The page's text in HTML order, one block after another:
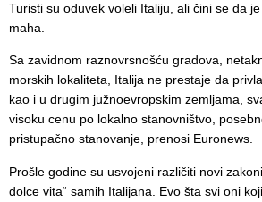
Turisti su oduvek voleli Italiju, ali čini se da
maha.
Sa zavidnom raznovrsnošću gradova,
morskih lokaliteta, Italija ne prestaje da
kao i u drugim južnoevropskim zemljama,
visoku cenu po lokalno stanovništvo,
pristupačno stanovanje, prenosi Euronews.
Prošle godine su usvojeni različiti novi
dolce vita“ samih Italijana. Evo šta svi oni